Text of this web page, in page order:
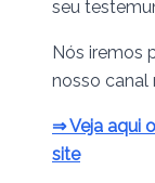
seu
Nós iremos
nosso canal
⇒ Veja aqui
site